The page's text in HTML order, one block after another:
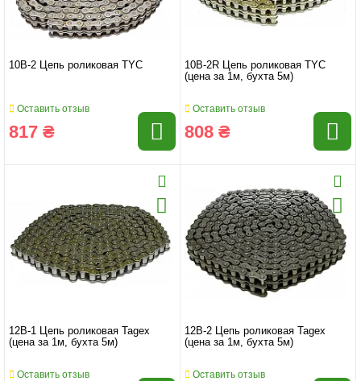
10B-2 Цепь роликовая TYC
Оставить отзыв
817 ₴
10B-2R Цепь роликовая TYC
(цена за 1м, бухта 5м)
Оставить отзыв
808 ₴
12B-1 Цепь роликовая Tagex
(цена за 1м, бухта 5м)
Оставить отзыв
12B-2 Цепь роликовая Tagex
(цена за 1м, бухта 5м)
Оставить отзыв